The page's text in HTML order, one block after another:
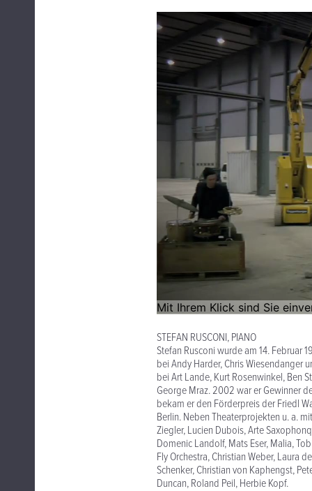
STEFAN RUSCONI, PIANO
Stefan Rusconi wurde am 14. Februar
bei Andy Harder, Chris Wiesendanger
bei Art Lande, Kurt Rosenwinkel, Ben
George Mraz. 2002 war er Gewinner
bekam er den Förderpreis der Friedl
Berlin. Neben Theaterprojekten u. a.
Ziegler, Lucien Dubois, Arte
Domenic Landolf, Mats Eser, Malia,
Fly Orchestra, Christian Weber, Laura
Schenker, Christian von Kaphengst,
Duncan, Roland Peil, Herbie Kopf.